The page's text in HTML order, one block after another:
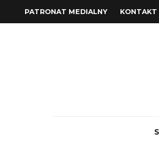
PATRONAT MEDIALNY KONTAKT